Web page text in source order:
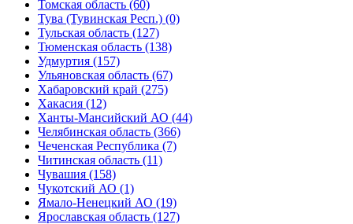
Томская область (60)
Тува (Тувинская Респ.) (0)
Тульская область (127)
Тюменская область (138)
Удмуртия (157)
Ульяновская область (67)
Хабаровский край (275)
Хакасия (12)
Ханты-Мансийский АО (44)
Челябинская область (366)
Чеченская Республика (7)
Читинская область (11)
Чувашия (158)
Чукотский АО (1)
Ямало-Ненецкий АО (19)
Ярославская область (127)